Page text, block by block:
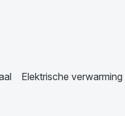
Elektrische verwarming